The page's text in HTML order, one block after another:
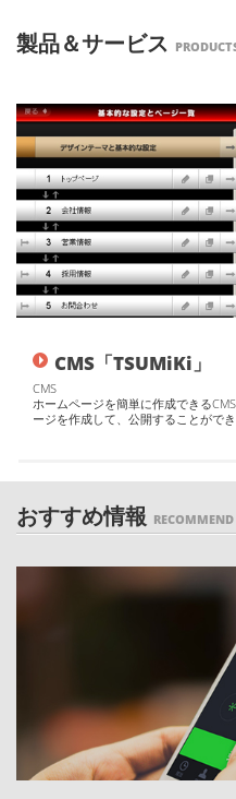
製品＆サービス
CMS「TSUMiKi」
CMS
ホームページを簡単に作成できる
ージを作成して、公開することができ
おすすめ情報 RECOMMEND